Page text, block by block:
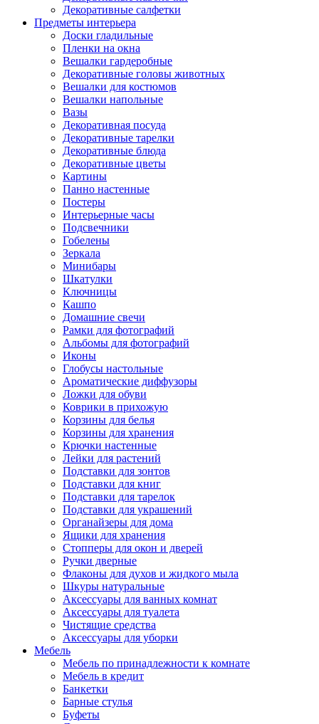
Декоративные салфетки
Предметы интерьера
Доски гладильные
Пленки на окна
Вешалки гардеробные
Декоративные головы животных
Вешалки для костюмов
Вешалки напольные
Вазы
Декоративная посуда
Декоративные тарелки
Декоративные блюда
Декоративные цветы
Картины
Панно настенные
Постеры
Интерьерные часы
Подсвечники
Гобелены
Зеркала
Минибары
Шкатулки
Ключницы
Кашпо
Домашние свечи
Рамки для фотографий
Альбомы для фотографий
Иконы
Глобусы настольные
Ароматические диффузоры
Ложки для обуви
Коврики в прихожую
Корзины для белья
Корзины для хранения
Крючки настенные
Лейки для растений
Подставки для зонтов
Подставки для книг
Подставки для тарелок
Подставки для украшений
Органайзеры для дома
Ящики для хранения
Стопперы для окон и дверей
Ручки дверные
Флаконы для духов и жидкого мыла
Шкуры натуральные
Аксессуары для ванных комнат
Аксессуары для туалета
Чистящие средства
Аксессуары для уборки
Мебель
Мебель по принадлежности к комнате
Мебель в кредит
Банкетки
Барные стулья
Буфеты